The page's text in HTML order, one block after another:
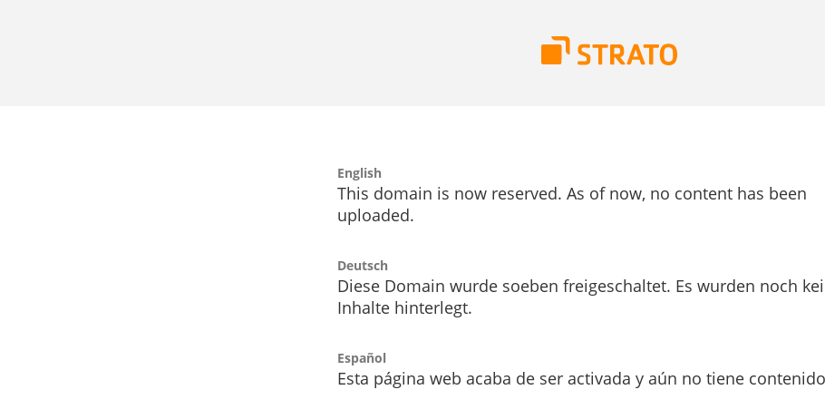
English
This domain is now reserved. As of now, no content has been
uploaded.
Deutsch
Diese Domain wurde soeben freigeschaltet. Es wurden noch
Inhalte hinterlegt.
Español
Esta página web acaba de ser activada y aún no tiene